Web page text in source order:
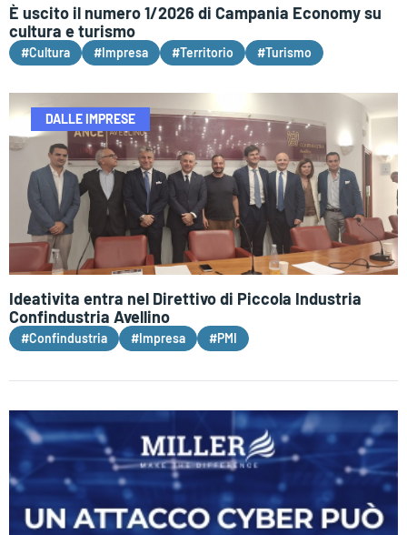
È uscito il numero 1/2026 di Campania Economy su
cultura e turismo
#Cultura #Impresa #Territorio #Turismo
DALLE IMPRESE
Ideativita entra nel Direttivo di Piccola Industria
Confindustria Avellino
#Confindustria #Impresa #PMI